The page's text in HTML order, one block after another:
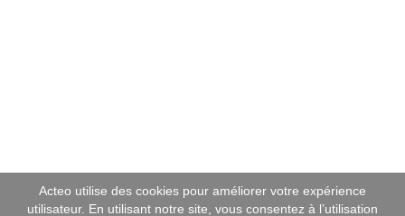
Acteo utilise des cookies pour améliorer votre expérience
utilisateur. En utilisant notre site, vous consentez à l’utilisation